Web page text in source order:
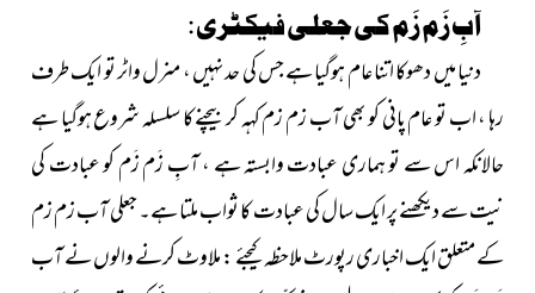
آبِ زَم زَم کی جعلی فیکٹری :
دنیا میں دھوکا اتنا عام ہوگیا ہے جس کی حد نہیں ، منرل واٹر تو ایک طرف
رہا ، اب تو عام پانی کو بھی آب زم زم کہہ کر بیچنے کا سلسلہ شروع ہوگیا ہے
حالانکہ اس سے تو ہماری عبادت وابستہ ہے ، آبِ زَم زَم کو عبادت کی
نیت سے دیکھنے پر ایک سال کی عبادت کا ثواب ملتا ہے۔ جعلی آب زم زم
کے متعلق ایک اخباری رپورٹ ملاحظہ کیجئے : ملاوٹ کرنے والوں نے آب